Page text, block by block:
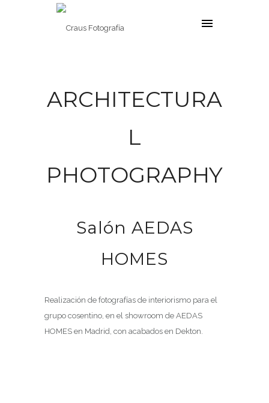
ARCHITECTURA
L
PHOTOGRAPHY
Salón AEDAS
HOMES
Realización de fotografías de interiorismo para el
grupo cosentino, en el showroom de AEDAS
HOMES en Madrid, con acabados en Dekton.